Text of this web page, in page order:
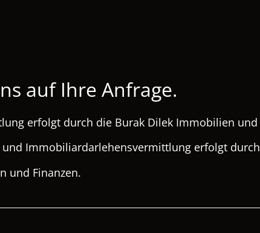
auf Ihre Anfrage.
erfolgt durch die Burak Dilek Immobilien und
Immobiliardarlehensvermittlung erfolgt
und Finanzen.